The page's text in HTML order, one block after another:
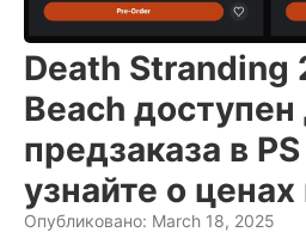
Death Stranding
Beach доступен
предзаказа в
узнайте о ценах
Опубликовано: March 18, 2025